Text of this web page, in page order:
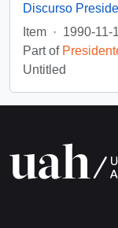
Item · 1990-11-
Part of
Untitled